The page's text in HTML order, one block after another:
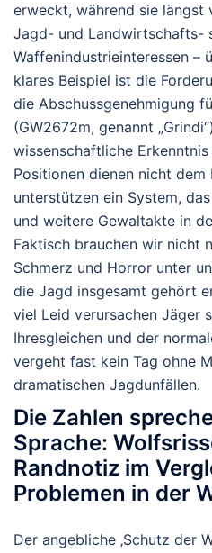
erweckt, während sie längst
Jagd- und Landwirtschafts-
Waffenindustrieinteressen –
klares Beispiel ist die
die Abschussgenehmigung
(GW2672m, genannt
wissenschaftliche
Positionen dienen nicht
unterstützen ein System,
und weitere Gewaltakte in
Faktisch brauchen wir nicht
Schmerz und Horror unter
die Jagd insgesamt gehört
viel Leid verursachen Jäger
Ihresgleichen und der
vergeht fast kein Tag ohne
dramatischen Jagdunfällen.
Die Zahlen
Sprache:
Randnotiz im
Problemen in der
Der angebliche ‚Schutz der